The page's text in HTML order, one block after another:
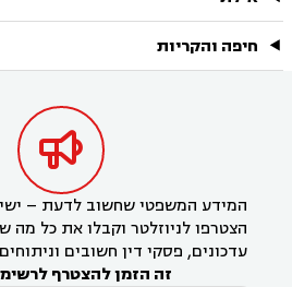
חיפה והקריות

המידע המשפטי שחשוב לדעת –
הצטרפו לניוזלטר וקבלו את כל
עדכונים, פסקי דין חשובים
זה הזמן להצטרף